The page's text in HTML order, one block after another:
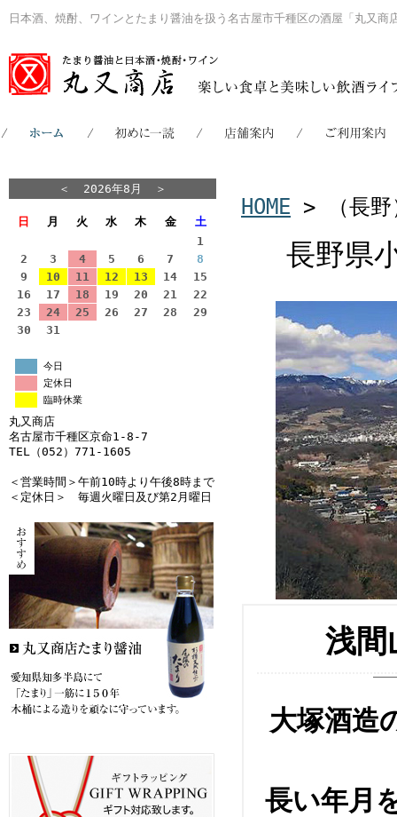
日本酒、焼酎、ワインとたまり醤油を扱う名古屋市千種区の酒屋「丸又商
＜ 2026年8月 ＞
日 月 火 水 木 金 土
1
2
3 4 5 6 7
8
9
10 11 12 13 14
15
16
17 18 19 20 21
22
23
24 25 26 27 28
29
30
31
今日
定休日
臨時休業
丸又商店
名古屋市千種区京命1-8-7
TEL（052）771-1605
＜営業時間＞午前10時より午後8時まで
＜定休日＞ 毎週火曜日及び第2月曜日
HOME > （長野
長野県
浅間
大塚酒造
長い年月